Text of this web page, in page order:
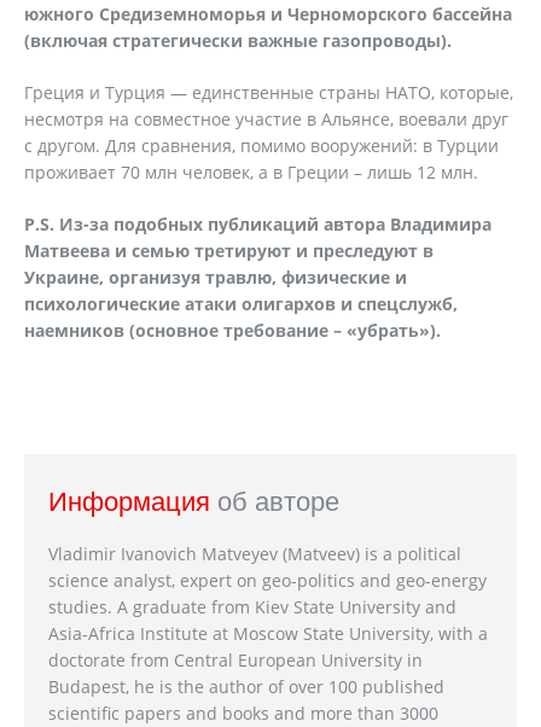
южного Средиземноморья и Черноморского бассейна
(включая стратегически важные газопроводы).
Греция и Турция — единственные страны НАТО, которые,
несмотря на совместное участие в Альянсе, воевали друг
с другом. Для сравнения, помимо вооружений: в Турции
проживает 70 млн человек, а в Греции – лишь 12 млн.
P.S. Из-за подобных публикаций автора Владимира
Матвеева и семью третируют и преследуют в
Украине, организуя травлю, физические и
психологические атаки олигархов и спецслужб,
наемников (основное требование – «убрать»).
Информация об авторе
Vladimir Ivanovich Matveyev (Matveev) is a political
science analyst, expert on geo-politics and geo-energy
studies. A graduate from Kiev State University and
Asia-Africa Institute at Moscow State University, with a
doctorate from Central European University in
Budapest, he is the author of over 100 published
scientific papers and books and more than 3000